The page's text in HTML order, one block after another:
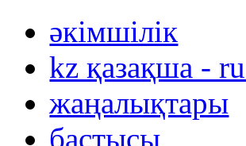
әкімшілік
kz қазақша -
жаңалықтары
бастысы